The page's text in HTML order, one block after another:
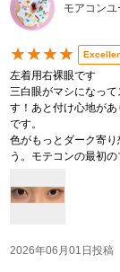
モアコン
★★★★
左着用右裸眼です
三白眼がマシになっ
す！あと付け心地が
です。
色がもっとダーク寄
う。モテコンの最初の
2026年06月01日投稿